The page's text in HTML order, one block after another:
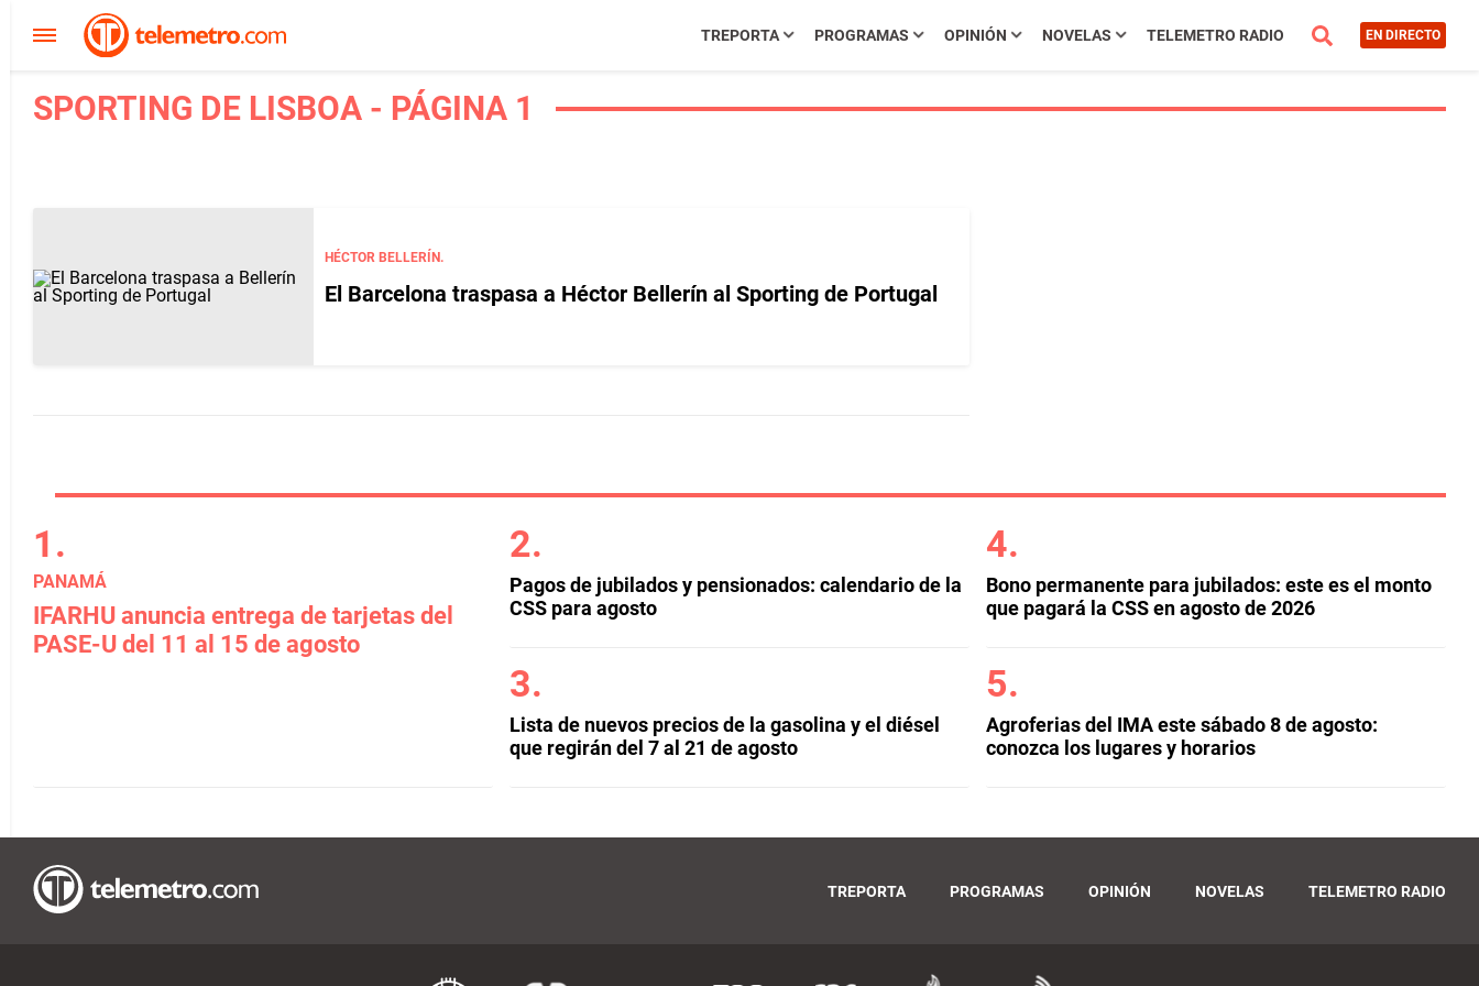
TREPORTA PROGRAMAS OPINIÓN NOVELAS TELEMETRO RADIO EN DIRECTO
SPORTING DE LISBOA - PÁGINA 1
HÉCTOR BELLERÍN.
El Barcelona traspasa a Héctor Bellerín al Sporting de Portugal
PANAMÁ
IFARHU anuncia entrega de tarjetas del
PASE-U del 11 al 15 de agosto
Pagos de jubilados y pensionados: calendario de la
CSS para agosto
Lista de nuevos precios de la gasolina y el diésel
que regirán del 7 al 21 de agosto
Bono permanente para jubilados: este es el monto
que pagará la CSS en agosto de 2026
Agroferias del IMA este sábado 8 de agosto:
conozca los lugares y horarios
TREPORTA PROGRAMAS OPINIÓN NOVELAS TELEMETRO RADIO